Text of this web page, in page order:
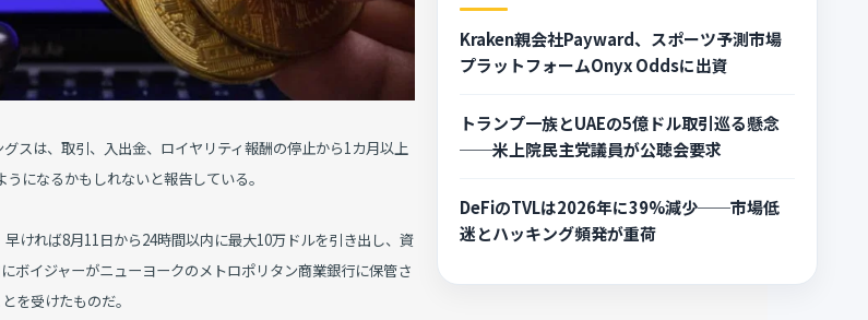
スは、取引、入出金、ロイヤリティ報酬の停止から1カ月以上
になるかもしれないと報告している。
ければ8月11日から24時間以内に最大10万ドルを引き出し、資
ボイジャーがニューヨークのメトロポリタン商業銀行に保管さ
を受けたものだ。
Kraken親会社Payward、スポーツ予測市場
プラットフォームOnyx Oddsに出資
トランプ一族とUAEの5億ドル取引巡る懸念
──米上院民主党議員が公聴会要求
DeFiのTVLは2026年に39%減少──市場低
迷とハッキング頻発が重荷